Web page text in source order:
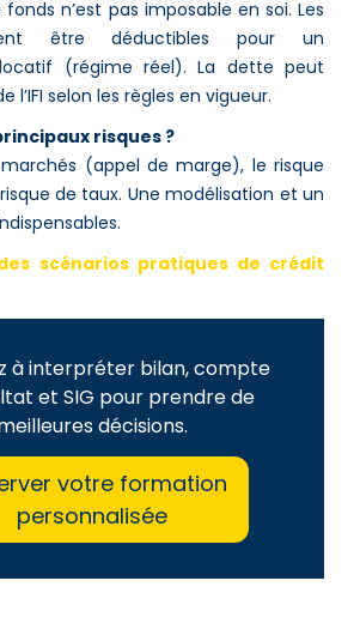
n’est pas imposable en soi. Les
être déductibles pour un
(régime réel). La dette peut
l’IFI selon les règles en vigueur.
risques ?
(appel de marge), le risque
de taux. Une modélisation et un
scénarios pratiques de crédit
à interpréter bilan, compte
et SIG pour prendre de
décisions.
votre formation
personnalisée